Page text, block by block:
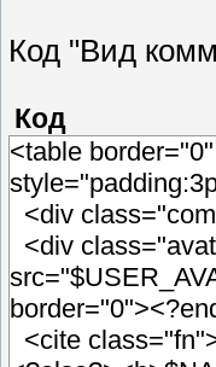
Код "Вид
Код
<table
<div
<div
<cite